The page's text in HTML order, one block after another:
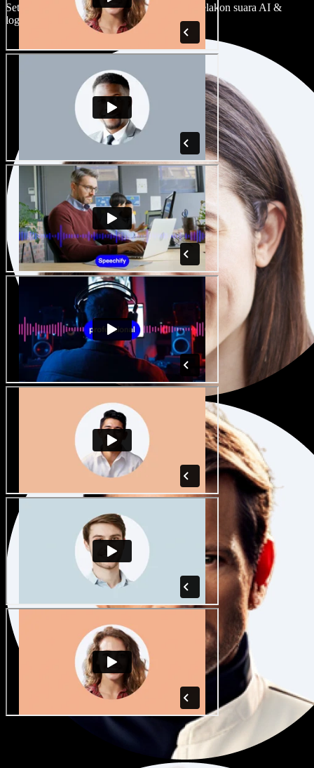
Setiap projek boleh jadi unik. Pilih ratusan pelakon suara AI &
loghat, laraskan ikut cita rasa anda.